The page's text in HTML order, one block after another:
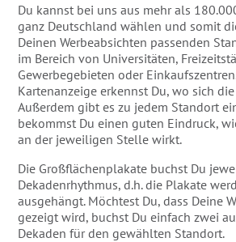
Du kannst bei uns aus mehr als
ganz Deutschland wählen und somit
Deinen Werbeabsichten passenden
im Bereich von Universitäten,
Gewerbegebieten oder
Kartenanzeige erkennst Du, wo sich
Außerdem gibt es zu jedem Standort
bekommst Du einen guten Eindruck,
an der jeweiligen Stelle wirkt.
Die Großflächenplakate buchst Du
Dekadenrhythmus, d.h. die Plakate
ausgehängt. Möchtest Du, dass Deine
gezeigt wird, buchst Du einfach zwei
Dekaden für den gewählten Standort.